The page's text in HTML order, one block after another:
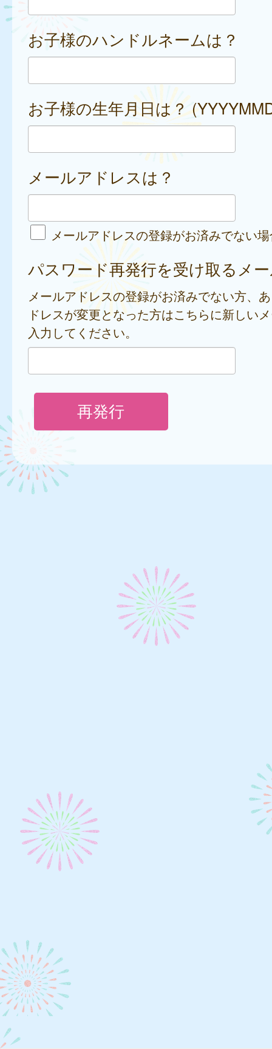
お子様のハンドルネームは？
お子様の生年月日は？
メールアドレスは？
メールアドレスの登録がお済みでない
パスワード再発行を受け取るメ
メールアドレスの登録がお済みでない方、
ドレスが変更となった方はこちらに新しい
入力してください。